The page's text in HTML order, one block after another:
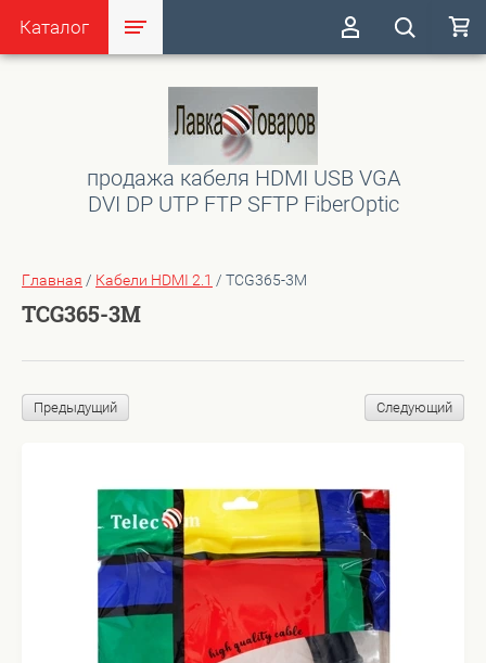
Каталог
продажа кабеля HDMI USB VGA
DVI DP UTP FTP SFTP FiberOptic
Главная / Кабели HDMI 2.1 / TCG365-3M
TCG365-3M
Предыдущий Следующий